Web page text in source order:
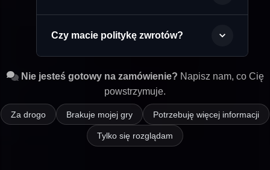
Czy macie politykę zwrotów?
Nie jesteś gotowy na zamówienie? Napisz nam, co Cię
powstrzymuje.
Za drogo Brakuje mojej gry Potrzebuję więcej informacji
Tylko się rozglądam